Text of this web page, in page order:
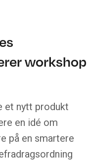
workshop
et nytt produkt
en idé om
på en smartere